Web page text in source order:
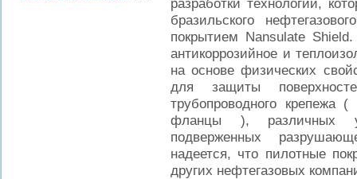
разработки технологии,
бразильского
покрытием Nansulate
антикоррозийное и
на основе физических
для защиты
трубопроводного крепежа
фланцы ), различных
подверженных
надеется, что пилотные
других нефтегазовых